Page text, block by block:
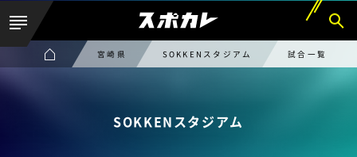
宮崎県 SOKKENスタジアム 試合一覧
SOKKENスタジアム